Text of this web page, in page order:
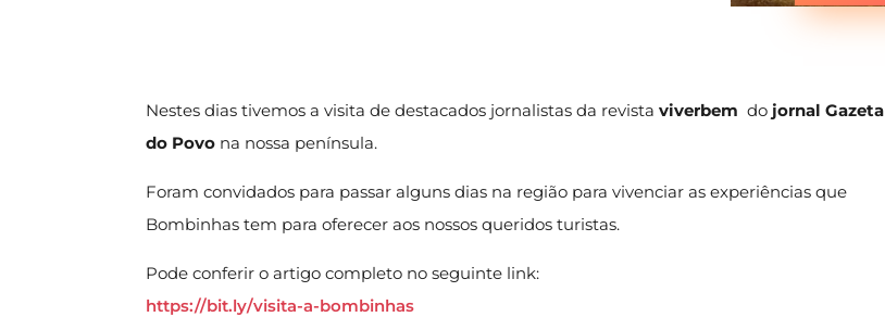
Nestes dias tivemos a visita de destacados jornalistas da revistaviverbem do jornal Gazeta
do Povo na nossa península.
Foram convidados para passar alguns dias na região para vivenciar as experiências que
Bombinhas tem para oferecer aos nossos queridos turistas.
Pode conferir o artigo completo no seguinte link:
https://bit.ly/visita-a-bombinhas